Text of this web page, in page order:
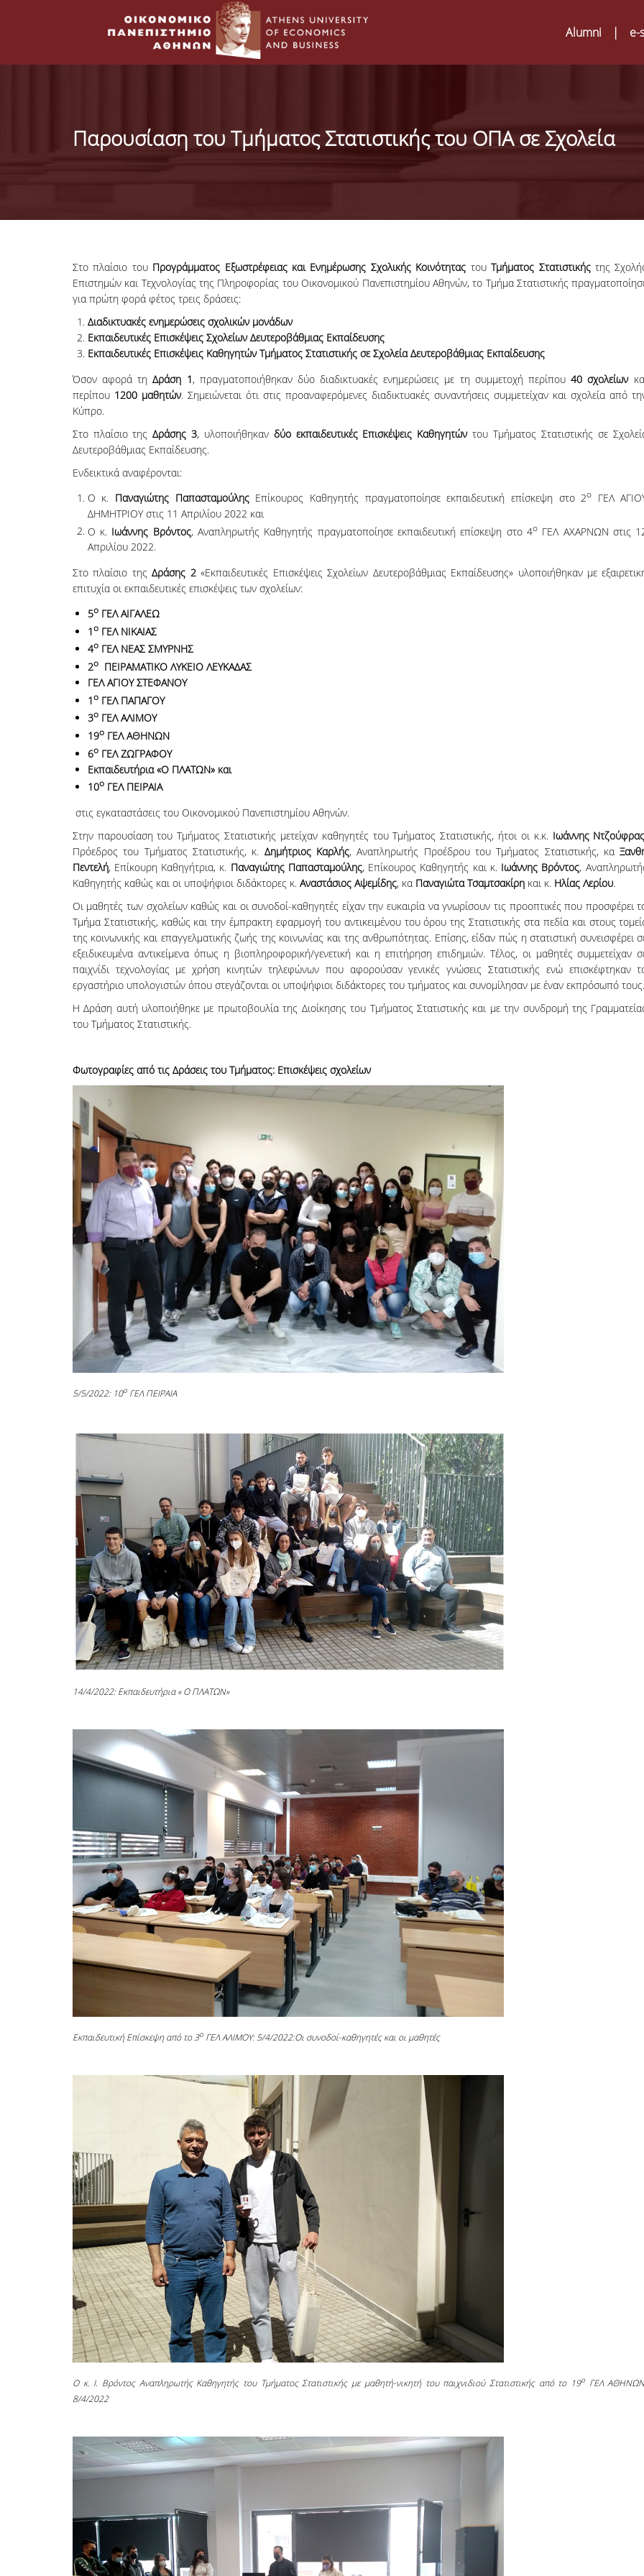
Alumni | e-
Παρουσίαση του Τμήματος Στατιστικής του ΟΠΑ σε Σχολεία
Στο πλαίσιο του Προγράμματος Εξωστρέφειας και Ενημέρωσης Σχολικής Κοινότητας τουΤμήματος Στατιστικήςτης
Επιστημών και Τεχνολογίας της Πληροφορίας του Οικονομικού Πανεπιστημίου Αθηνών, το Τμήμα Στατιστικής
για πρώτη φορά φέτος τρεις δράσεις:
Διαδικτυακές ενημερώσεις σχολικών μονάδων
Εκπαιδευτικές Επισκέψεις Σχολείων Δευτεροβάθμιας Εκπαίδευσης
Εκπαιδευτικές Επισκέψεις Καθηγητών Τμήματος Στατιστικής σε Σχολεία Δευτεροβάθμιας Εκπαίδευσης
Όσον αφορά τηΔράση 1, πραγματοποιήθηκαν δύο διαδικτυακές ενημερώσεις με τη συμμετοχή περίπου40 σχολείων
περίπου 1200 μαθητών. Σημειώνεται ότι στις προαναφερόμενες διαδικτυακές συναντήσεις συμμετείχαν και σχολεία από
Κύπρο.
Στο πλαίσιο τηςΔράσης 3, υλοποιήθηκαν δύο εκπαιδευτικές Επισκέψεις Καθηγητών του Τμήματος Στατιστικής σε
Δευτεροβάθμιας Εκπαίδευσης.
Ενδεικτικά αναφέρονται:
Ο κ. Παναγιώτης ΠαπασταμούληςΕπίκουρος Καθηγητής πραγματοποίησε εκπαιδευτική επίσκεψη στο 2ο
ΓΕΛ
ΔΗΜΗΤΡΙΟΥ στις 11 Απριλίου 2022 και
Ο κ. Ιωάννης Βρόντος, Αναπληρωτής Καθηγητής πραγματοποίησε εκπαιδευτική επίσκεψη στο 4ο ΓΕΛ ΑΧΑΡΝΩΝ στις
Απριλίου 2022.
Στο πλαίσιο τηςΔράσης 2«Εκπαιδευτικές Επισκέψεις Σχολείων Δευτεροβάθμιας Εκπαίδευσης» υλοποιήθηκαν με
επιτυχία οι εκπαιδευτικές επισκέψεις των σχολείων:
5οΓΕΛ ΑΙΓΑΛΕΩ
1οΓΕΛ ΝΙΚΑΙΑΣ
4οΓΕΛ ΝΕΑΣ ΣΜΥΡΝΗΣ
2οΠΕΙΡΑΜΑΤΙΚΟ ΛΥΚΕΙΟ ΛΕΥΚΑΔΑΣ
ΓΕΛ ΑΓΙΟΥ ΣΤΕΦΑΝΟΥ
1οΓΕΛ ΠΑΠΑΓΟΥ
3οΓΕΛ ΑΛΙΜΟΥ
19οΓΕΛ ΑΘΗΝΩΝ
6οΓΕΛ ΖΩΓΡΑΦΟΥ
Εκπαιδευτήρια «Ο ΠΛΑΤΩΝ» και
10οΓΕΛ ΠΕΙΡΑΙΑ
στις εγκαταστάσεις του Οικονομικού Πανεπιστημίου Αθηνών.
Στην παρουσίαση του Τμήματος Στατιστικής μετείχαν καθηγητές του Τμήματος Στατιστικής, ήτοι οι κ.κ. Ιωάννης Ντζούφρας
Πρόεδρος του Τμήματος Στατιστικής, κ. Δημήτριος Καρλής, Αναπληρωτής Προέδρου του Τμήματος Στατιστικής, κα
Πεντελή, Επίκουρη Καθηγήτρια, κ. Παναγιώτης Παπασταμούλης, Επίκουρος Καθηγητής και κ. Ιωάννης Βρόντος,
Καθηγητής καθώς και οι υποψήφιοι διδάκτορες κ. Αναστάσιος Αψεμίδης, κα Παναγιώτα Τσαμτσακίρηκαι κ. Ηλίας Λερίου.
Οι μαθητές των σχολείων καθώς και οι συνοδοί-καθηγητές είχαν την ευκαιρία να γνωρίσουν τις προοπτικές που προσφέρει
Τμήμα Στατιστικής, καθώς και την έμπρακτη εφαρμογή του αντικειμένου του όρου της Στατιστικής στα πεδία και στους
της κοινωνικής και επαγγελματικής ζωής της κοινωνίας και της ανθρωπότητας. Επίσης, είδαν πώς η στατιστική συνεισφέρει
εξειδικευμένα αντικείμενα όπως η βιοπληροφορική/γενετική και η επιτήρηση επιδημιών. Τέλος, οι μαθητές συμμετείχαν
παιχνίδι τεχνολογίας με χρήση κινητών τηλεφώνων που αφορούσαν γενικές γνώσεις Στατιστικής ενώ επισκέφτηκαν
εργαστήριο υπολογιστών όπου στεγάζονται οι υποψήφιοι διδάκτορες του τμήματος και συνομίλησαν με έναν εκπρόσωπό τους.
Η Δράση αυτή υλοποιήθηκε με πρωτοβουλία της Διοίκησης του Τμήματος Στατιστικής και με την συνδρομή της
του Τμήματος Στατιστικής.
Φωτογραφίες από τις Δράσεις του Τμήματος: Επισκέψεις σχολείων
5/5/2022: 10ο ΓΕΛ ΠΕΙΡΑΙΑ
14/4/2022: Εκπαιδευτήρια « Ο ΠΛΑΤΩΝ»
Εκπαιδευτική Επίσκεψη από το 3οΓΕΛ ΑΛΙΜΟΥ: 5/4/2022:Οι συνοδοί-καθηγητές και οι μαθητές
Ο κ. Ι. Βρόντος Αναπληρωτής Καθηγητής του Τμήματος Στατιστικής με μαθητή-νικητή του παιχνιδιού Στατιστικής από το 19ο ΓΕΛ
8/4/2022
Digital Humanities